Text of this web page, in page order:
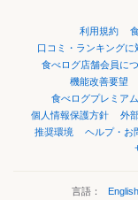
利用規約
口コミ・ランキングに
食べログ店舗会員に
機能改善要望
食べログプレミア
個人情報保護方針
外
推奨環境
ヘルプ・お
言語： English